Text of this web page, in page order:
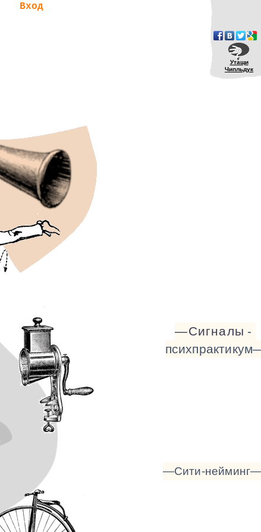
Вход
Утащи
Чипльдук
—Сигналы -
—Сити-